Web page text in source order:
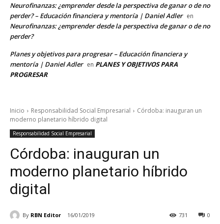
Neurofinanzas: ¿emprender desde la perspectiva de ganar o de no
perder? – Educación financiera y mentoría | Daniel Adler en
Neurofinanzas: ¿emprender desde la perspectiva de ganar o de no
perder?
Planes y objetivos para progresar – Educación financiera y
mentoría | Daniel Adler en PLANES Y OBJETIVOS PARA
PROGRESAR